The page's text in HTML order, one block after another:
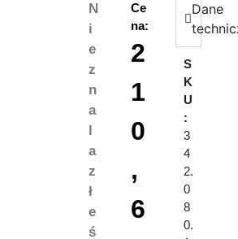
N
i
e
z
n
a
l
a
z
ł
e
ś
Ce
na:
2
1
0
,
6
Dane
S
K
U
:
3
4
2.
0
8
0.